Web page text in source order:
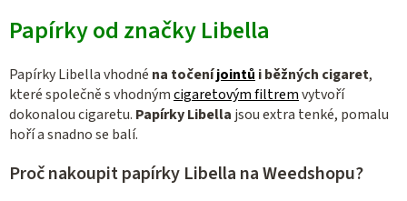
l
d
a
c
r
Papírky od značky Libella
Papírky Libella vhodné na točeníjointů i běžných cigaret,
které společně s vhodnýmcigaretovým filtremvytvoří
dokonalou cigaretu. Papírky Libella jsou extra tenké, pomalu
hoří a snadno se balí.
Proč nakoupit papírky Libella na Weedshopu?